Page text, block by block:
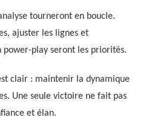
tourneront en boucle.
ajuster les lignes et
play seront les priorités.
clair : maintenir la dynamique
Une seule victoire ne fait pas
et élan.